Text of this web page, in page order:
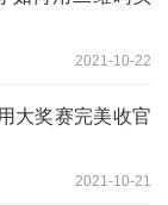
2021-10-22
大奖赛完美收官
2021-10-21